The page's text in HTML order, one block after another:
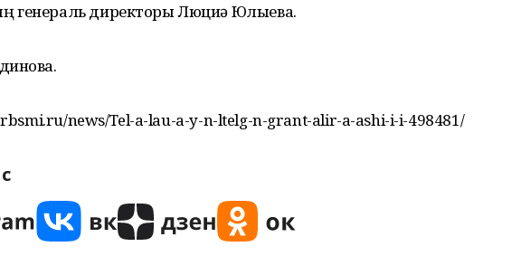
генераль директоры Люциә Юлыева.
news/Tel-a-lau-a-y-n-ltelg-n-grant-alir-a-ashi-i-i-498481/